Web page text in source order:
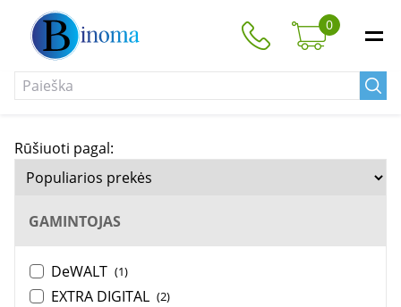
0
Rūšiuoti pagal:
GAMINTOJAS
DeWALT (1)
EXTRA DIGITAL (2)